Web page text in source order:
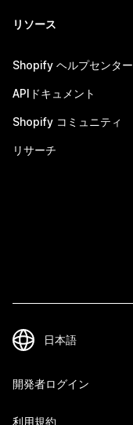
リソース
Shopify ヘルプセンター
APIドキュメント
Shopify コミュニティ
リサーチ
開発者ログイン
利用規約